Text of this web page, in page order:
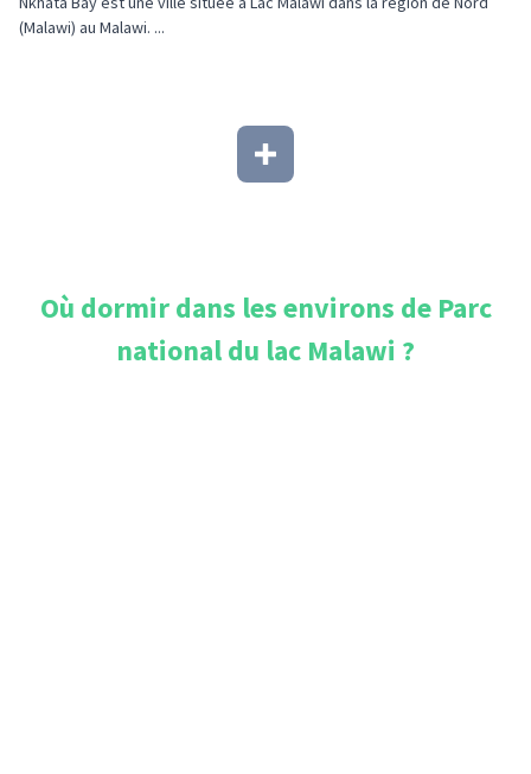
(Malawi) au Malawi. ...
Où dormir dans les environs de Parc
national du lac Malawi ?